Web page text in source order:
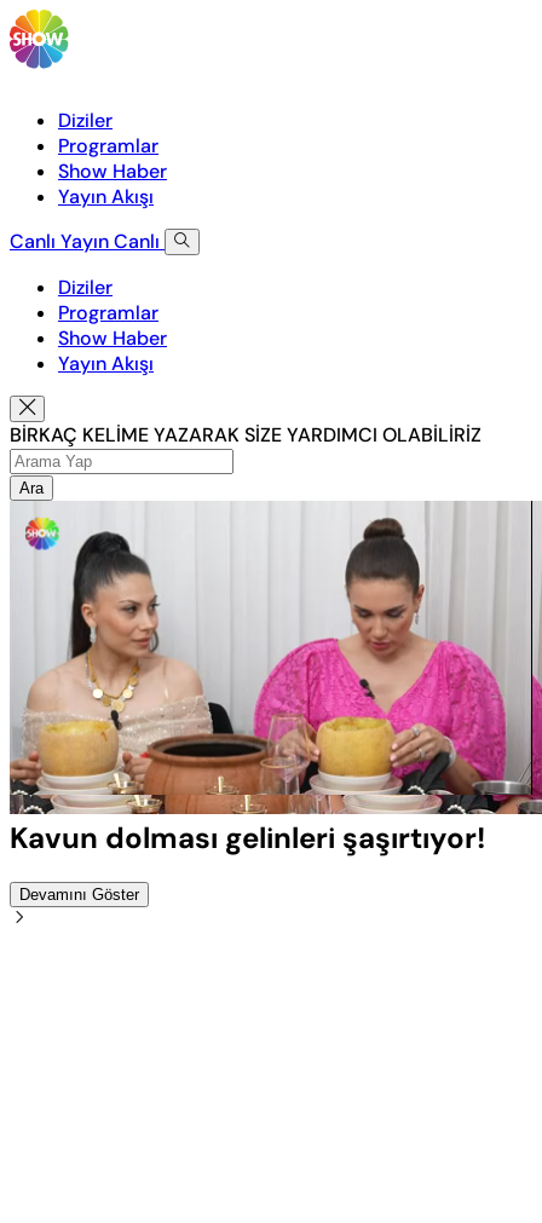
Diziler
Programlar
Show Haber
Yayın Akışı
Canlı YayınCanlı
Diziler
Programlar
Show Haber
Yayın Akışı
BİRKAÇ KELİME YAZARAK SİZE YARDIMCI OLABİLİRİZ
Ara
Sesi
Aç
Yüklendi:
100.00%
Oynatma
Hızı
Kavun dolması gelinleri şaşırtıyor!
Devamını Göster